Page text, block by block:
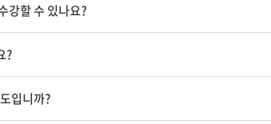
강할 수 있나요?
?
입니까?